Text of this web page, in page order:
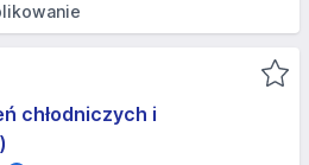
chłodniczych i